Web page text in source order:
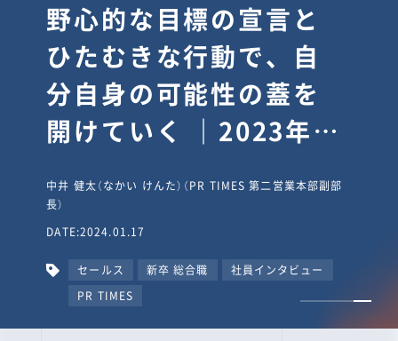
逆境では自分のスタン
スを変え“予想を裏切
り、期待を超える”【真
輔塾・前編】
山田真輔（やまだ しんすけ）（執行役員 兼 Jooto事業部
長）
DATE:2023.09.08
カルチャー CxO キャリア入社 Jooto